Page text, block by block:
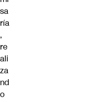
sa
ría
,
re
ali
za
nd
o